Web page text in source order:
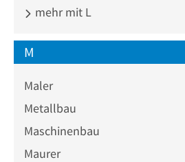
mehr mit L
M
Maler
Metallbau
Maschinenbau
Maurer